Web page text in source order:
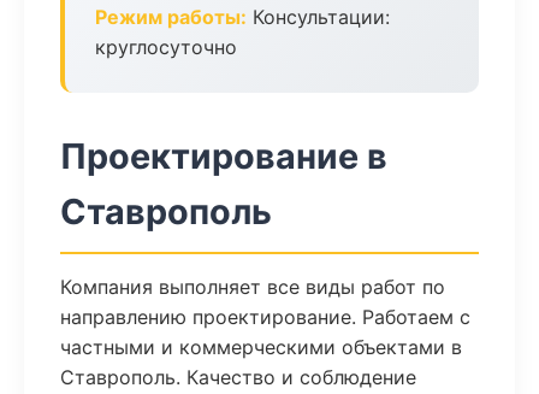
Режим работы: Консультации:
круглосуточно
Проектирование в
Ставрополь
Компания выполняет все виды работ по
направлению проектирование. Работаем с
частными и коммерческими объектами в
Ставрополь. Качество и соблюдение